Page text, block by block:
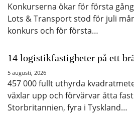
Konkurserna ökar för första
Lots & Transport stod för juli
konkurs och för första…
14 logistikfastigheter på ett
5 augusti, 2026
457 000 fullt uthyrda
växlar upp och förvärvar åtta
Storbritannien, fyra i Tyskland…